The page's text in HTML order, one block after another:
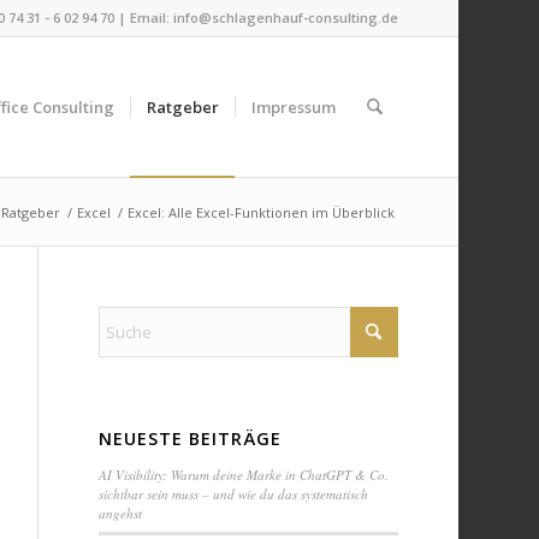
74 31 - 6 02 94 70 | Email: info@schlagenhauf-consulting.de
Consulting Ratgeber Impressum
Ratgeber / Excel / Excel: Alle Excel-Funktionen im Überblick
NEUESTE BEITRÄGE
AI Visibility: Warum deine Marke in ChatGPT & Co.
sichtbar sein muss – und wie du das systematisch
angehst